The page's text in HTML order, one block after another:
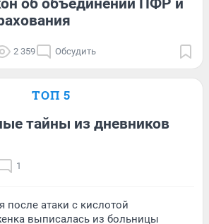
2 359 Обсудить
ТОП 5
тайны из дневников
1
атаки с кислотой
выписалась из больницы